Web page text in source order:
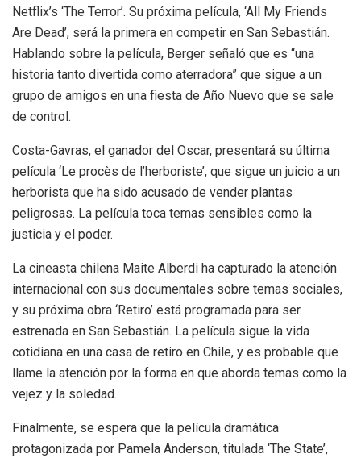
Netflix’s ‘The Terror’. Su próxima película, ‘All My Friends
Are Dead’, será la primera en competir en San Sebastián.
Hablando sobre la película, Berger señaló que es “una
historia tanto divertida como aterradora” que sigue a un
grupo de amigos en una fiesta de Año Nuevo que se sale
de control.
Costa-Gavras, el ganador del Oscar, presentará su última
película ‘Le procès de l’herboriste’, que sigue un juicio a un
herborista que ha sido acusado de vender plantas
peligrosas. La película toca temas sensibles como la
justicia y el poder.
La cineasta chilena Maite Alberdi ha capturado la atención
internacional con sus documentales sobre temas sociales,
y su próxima obra ‘Retiro’ está programada para ser
estrenada en San Sebastián. La película sigue la vida
cotidiana en una casa de retiro en Chile, y es probable que
llame la atención por la forma en que aborda temas como la
vejez y la soledad.
Finalmente, se espera que la película dramática
protagonizada por Pamela Anderson, titulada ‘The State’,